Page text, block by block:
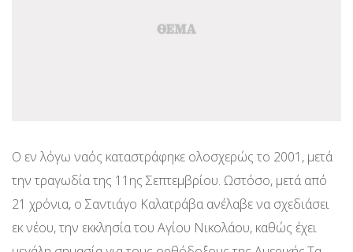
Ο εν λόγω ναός καταστράφηκε ολοσχερώς το 2001, μετά
την τραγωδία της 11ης Σεπτεμβρίου. Ωστόσο, μετά από
21 χρόνια, ο Σαντιάγο Καλατράβα ανέλαβε να σχεδιάσει
εκ νέου, την εκκλησία του Αγίου Νικολάου, καθώς έχει